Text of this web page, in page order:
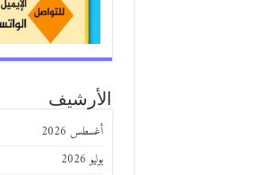
الأرشيف
أغسطس 2026
يوليو 2026